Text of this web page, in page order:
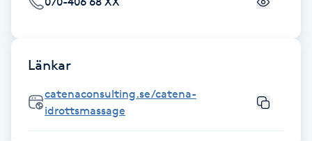
Fransk manikyr
Fransrengöring
Länkar
catenaconsulting.se/catena-
idrottsmassage